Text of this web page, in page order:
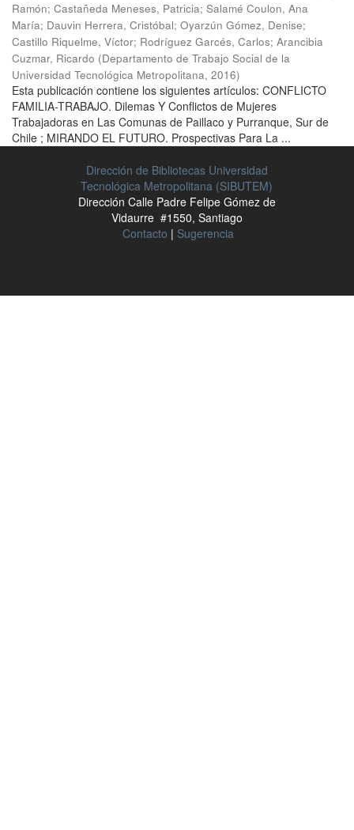
Ramón; Castañeda Meneses, Patricia; Salamé Coulon, Ana
María; Dauvin Herrera, Cristóbal; Oyarzún Gómez, Denise;
Castillo Riquelme, Víctor; Rodríguez Garcés, Carlos; Arancibia
Cuzmar, Ricardo (Departamento de Trabajo Social de la
Universidad Tecnológica Metropolitana, 2016)
Esta publicación contiene los siguientes artículos: CONFLICTO
FAMILIA-TRABAJO. Dilemas Y Conflictos de Mujeres
Trabajadoras en Las Comunas de Paillaco y Purranque, Sur de
Chile ; MIRANDO EL FUTURO. Prospectivas Para La ...
Dirección de Bibliotecas Universidad
Tecnológica Metropolitana (SIBUTEM)
Dirección Calle Padre Felipe Gómez de
Vidaurre #1550, Santiago
Contacto | Sugerencia